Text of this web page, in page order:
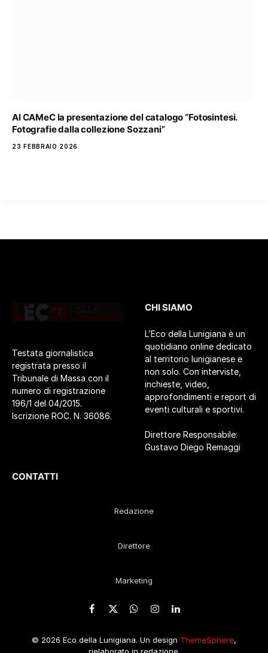
Al CAMeC la presentazione del catalogo “Fotosintesi.
Fotografie dalla collezione Sozzani”
23 FEBBRAIO 2026
Testata giornalistica
registrata presso il
Tribunale di Massa con il
numero di registrazione
196/1 del 04/2015.
Iscrizione ROC. N. 36086.
CHI SIAMO
L’Eco della Lunigiana è un
quotidiano online dedicato
al territorio lunigianese e
non solo. Con interviste,
inchieste, video,
approfondimenti e report di
eventi culturali e sportivi.
Direttore Responsabile:
Gustavo Diego Remaggi
CONTATTI
Redazione
Direttore
Marketing
Facebook
X
WhatsApp
Instagram
LinkedIn
© 2026 Eco della Lunigiana. Un design ThemeSphere,
rielaborato in redazione.